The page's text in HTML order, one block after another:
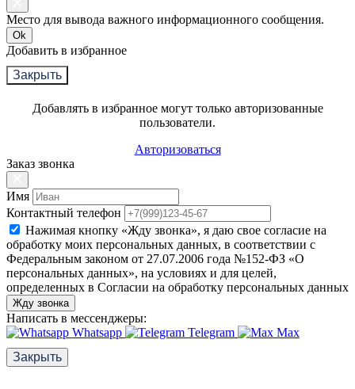
Место для вывода важного информационного сообщения.
Ok
Добавить в избранное
Закрыть
Добавлять в избранное могут только авторизованные
пользователи.
Авторизоваться
Заказ звонка
Имя
Контактный телефон
Нажимая кнопку «Жду звонка», я даю свое согласие на
обработку моих персональных данных, в соответствии с
Федеральным законом от 27.07.2006 года №152-ФЗ «О
персональных данных», на условиях и для целей,
определенных в Согласии на обработку персональных данных
Жду звонка
Написать в мессенджеры:
Whatsapp
Telegram
Max
Закрыть